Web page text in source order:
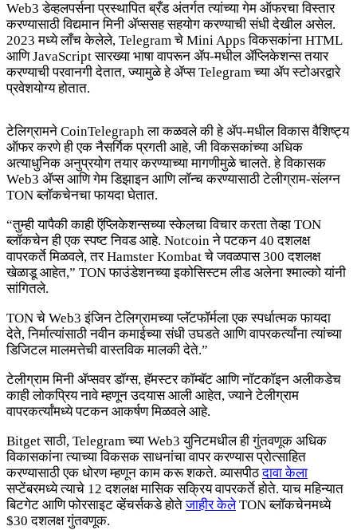
Web3 डेव्हलपर्सना प्रस्थापित ब्रँड अंतर्गत त्यांच्या गेम ऑफरचा विस्तार
करण्यासाठी विद्यमान मिनी ॲप्ससह सहयोग करण्याची संधी देखील असेल.
2023 मध्ये लाँच केलेले, Telegram चे Mini Apps विकसकांना HTML
आणि JavaScript सारख्या भाषा वापरून ॲप-मधील ॲप्लिकेशन्स तयार
करण्याची परवानगी देतात, ज्यामुळे हे ॲप्स Telegram च्या ॲप स्टोअरद्वारे
प्रवेशयोग्य होतात.
टेलिग्रामने CoinTelegraph ला कळवले की हे ॲप-मधील विकास वैशिष्ट्य
ऑफर करणे ही एक नैसर्गिक प्रगती आहे, जी विकसकांच्या अधिक
अत्याधुनिक अनुप्रयोग तयार करण्याच्या मागणीमुळे चालते. हे विकासक
Web3 ॲप्स आणि गेम डिझाइन आणि लॉन्च करण्यासाठी टेलीग्राम-संलग्न
TON ब्लॉकचेनचा फायदा घेतात.
“तुम्ही यापैकी काही ऍप्लिकेशन्सच्या स्केलचा विचार करता तेव्हा TON
ब्लॉकचेन ही एक स्पष्ट निवड आहे. Notcoin ने पटकन 40 दशलक्ष
वापरकर्ते मिळवले, तर Hamster Kombat चे जवळपास 300 दशलक्ष
खेळाडू आहेत,” TON फाउंडेशनच्या इकोसिस्टम लीड अलेना श्माल्को यांनी
सांगितले.
TON चे Web3 इंजिन टेलिग्रामच्या प्लॅटफॉर्मला एक स्पर्धात्मक फायदा
देते, निर्मात्यांसाठी नवीन कमाईच्या संधी उघडते आणि वापरकर्त्यांना त्यांच्या
डिजिटल मालमत्तेची वास्तविक मालकी देते.”
टेलीग्राम मिनी ॲप्सवर डॉग्स, हॅमस्टर कॉम्बॅट आणि नॉटकॉइन अलीकडेच
काही लोकप्रिय नावे म्हणून उदयास आली आहेत, ज्याने टेलीग्राम
वापरकर्त्यांमध्ये पटकन आकर्षण मिळवले आहे.
Bitget साठी, Telegram च्या Web3 युनिटमधील ही गुंतवणूक अधिक
विकासकांना त्याच्या विकसक साधनांचा वापर करण्यास प्रोत्साहित
करण्यासाठी एक धोरण म्हणून काम करू शकते. व्यासपीठदावा केला
सप्टेंबरमध्ये त्याचे 12 दशलक्ष मासिक सक्रिय वापरकर्ते होते. याच महिन्यात
बिटगेट आणि फोरसाइट व्हेंचर्सकडे होतेजाहीर केलेTON ब्लॉकचेनमध्ये
$30 दशलक्ष गुंतवणूक.